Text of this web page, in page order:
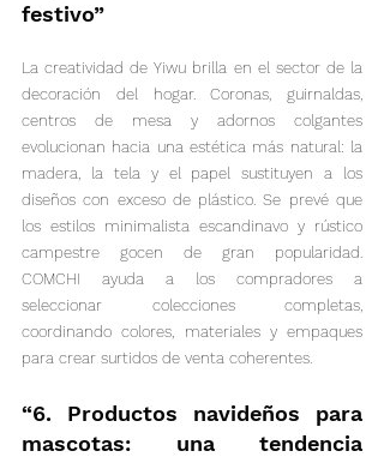
festivo”
La creatividad de Yiwu brilla en el sector de la
decoración del hogar. Coronas, guirnaldas,
centros de mesa y adornos colgantes
evolucionan hacia una estética más natural: la
madera, la tela y el papel sustituyen a los
diseños con exceso de plástico. Se prevé que
los estilos minimalista escandinavo y rústico
campestre gocen de gran popularidad.
COMCHI ayuda a los compradores a
seleccionar colecciones completas,
coordinando colores, materiales y empaques
para crear surtidos de venta coherentes.
“6. Productos navideños para
mascotas: una tendencia